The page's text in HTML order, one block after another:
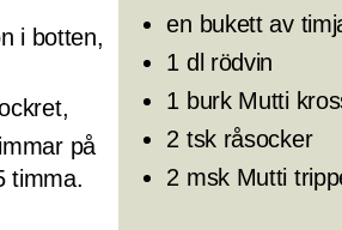
i botten,
på
timma.
en bukett av
1 dl rödvin
1 burk Mutti
2 tsk råsocker
2 msk Mutti